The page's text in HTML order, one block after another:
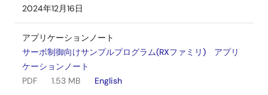
2024年12月16日
アプリケーションノート
サーボ制御向けサンプルプログラム(RXファミリ) アプリ
ケーションノート
PDF
1.53 MB
English